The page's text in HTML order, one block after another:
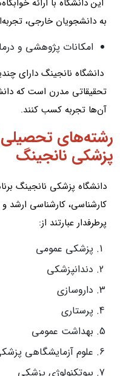
به دانشجویان خارجی،
امکانات پژوهشی و
دانشگاه نانجینگ دارای
تحقیقاتی مدرن است که
آن‌ها تجربه کسب کنند.
رشته‌های تحصیلی
پزشکی نانجینگ
دانشگاه پزشکی نانجینگ
کارشناسی، کارشناسی ارشد
پرطرفدار عبارتند از:
پزشکی عمومی
دندانپزشکی
داروسازی
پرستاری
بهداشت عمومی
علوم آزمایشگاهی
بیوتکنولوژی پزشکی